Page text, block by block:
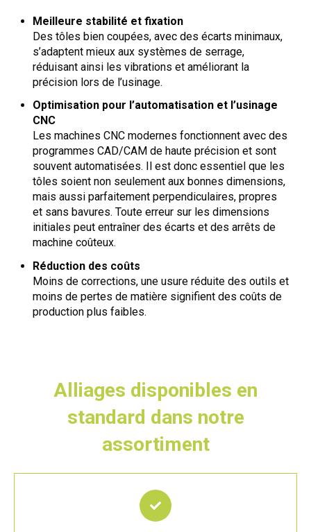
Meilleure stabilité et fixation
Des tôles bien coupées, avec des écarts minimaux,
s’adaptent mieux aux systèmes de serrage,
réduisant ainsi les vibrations et améliorant la
précision lors de l’usinage.
Optimisation pour l’automatisation et l’usinage
CNC
Les machines CNC modernes fonctionnent avec des
programmes CAD/CAM de haute précision et sont
souvent automatisées. Il est donc essentiel que les
tôles soient non seulement aux bonnes dimensions,
mais aussi parfaitement perpendiculaires, propres
et sans bavures. Toute erreur sur les dimensions
initiales peut entraîner des écarts et des arrêts de
machine coûteux.
Réduction des coûts
Moins de corrections, une usure réduite des outils et
moins de pertes de matière signifient des coûts de
production plus faibles.
Alliages disponibles en
standard dans notre
assortiment